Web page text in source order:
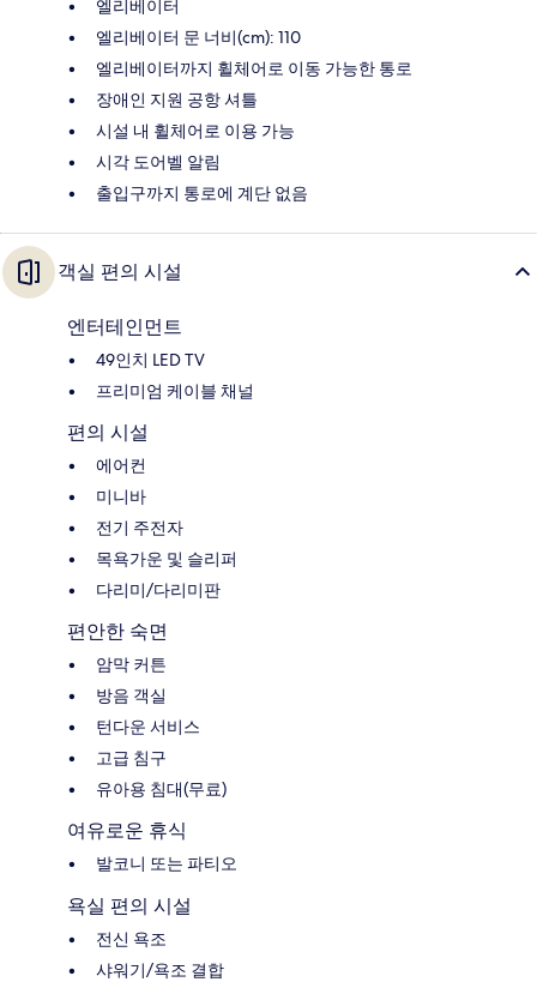
엘리베이터
엘리베이터 문 너비(cm): 110
엘리베이터까지 휠체어로 이동 가능한 통로
장애인 지원 공항 셔틀
시설 내 휠체어로 이용 가능
시각 도어벨 알림
출입구까지 통로에 계단 없음
객실 편의 시설
엔터테인먼트
49인치 LED TV
프리미엄 케이블 채널
편의 시설
에어컨
미니바
전기 주전자
목욕가운 및 슬리퍼
다리미/다리미판
편안한 숙면
암막 커튼
방음 객실
턴다운 서비스
고급 침구
유아용 침대(무료)
여유로운 휴식
발코니 또는 파티오
욕실 편의 시설
전신 욕조
샤워기/욕조 결합